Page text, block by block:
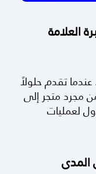
العلامة
تقدم حلولاً
مجرد متجر إلى
لعمليات